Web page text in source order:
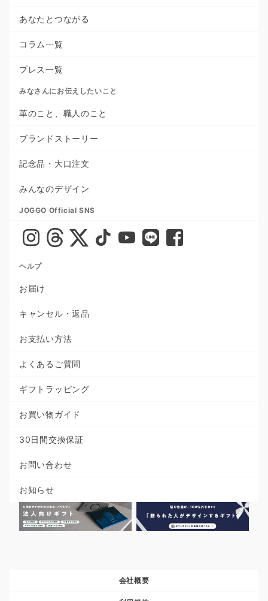
あなたとつながる
コラム一覧
プレス一覧
みなさんにお伝えしたいこと
革のこと、職人のこと
ブランドストーリー
記念品・大口注文
みんなのデザイン
JOGGO Official SNS
ヘルプ
お届け
キャンセル・返品
お支払い方法
よくあるご質問
ギフトラッピング
お買い物ガイド
30日間交換保証
お問い合わせ
お知らせ
会社概要